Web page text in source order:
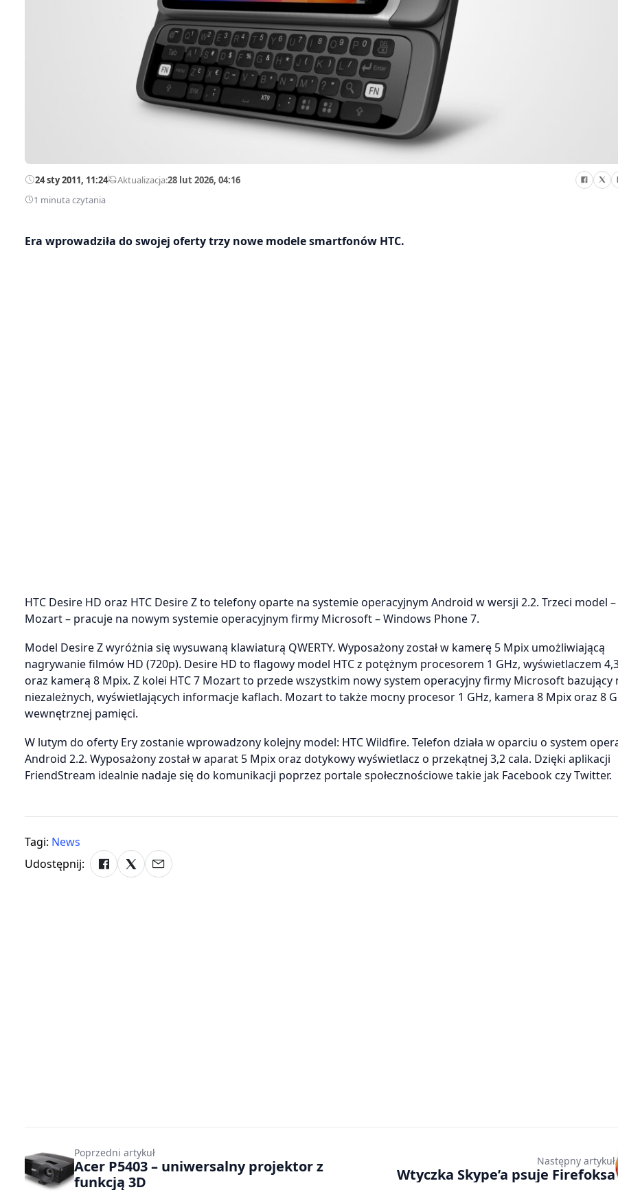
24 sty 2011, 11:24—Aktualizacja:28 lut 2026, 04:16
1 minuta czytania
Era wprowadziła do swojej oferty trzy nowe modele smartfonów HTC.
HTC Desire HD oraz HTC Desire Z to telefony oparte na systemie operacyjnym Android w wersji 2.2. Trzeci model –
Mozart – pracuje na nowym systemie operacyjnym firmy Microsoft – Windows Phone 7.
Model Desire Z wyróżnia się wysuwaną klawiaturą QWERTY. Wyposażony został w kamerę 5 Mpix umożliwiającą
nagrywanie filmów HD (720p). Desire HD to flagowy model HTC z potężnym procesorem 1 GHz, wyświetlaczem
oraz kamerą 8 Mpix. Z kolei HTC 7 Mozart to przede wszystkim nowy system operacyjny firmy Microsoft bazujący
niezależnych, wyświetlających informacje kaflach. Mozart to także mocny procesor 1 GHz, kamera 8 Mpix oraz 8
wewnętrznej pamięci.
W lutym do oferty Ery zostanie wprowadzony kolejny model: HTC Wildfire. Telefon działa w oparciu o system
Android 2.2. Wyposażony został w aparat 5 Mpix oraz dotykowy wyświetlacz o przekątnej 3,2 cala. Dzięki aplikacji
FriendStream idealnie nadaje się do komunikacji poprzez portale społecznościowe takie jak Facebook czy Twitter.
Tagi: News
Udostępnij:
Poprzedni artykuł
Acer P5403 – uniwersalny projektor z
funkcją 3D
Następny artykuł
Wtyczka Skype’a psuje Firefoksa